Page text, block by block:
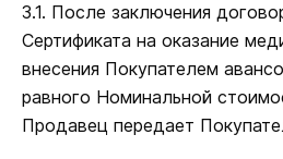
3.1. После заключения
Сертификата на оказание
внесения Покупателем
равного Номинальной
Продавец передает